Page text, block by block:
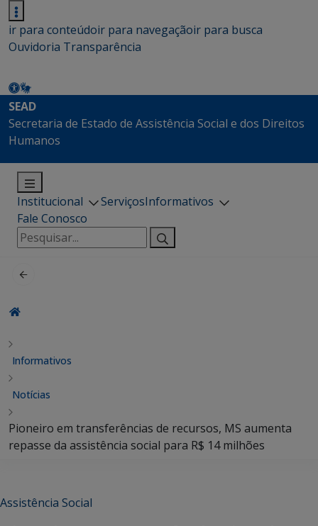
ir para conteúdoir para navegaçãoir para busca
Ouvidoria Transparência
SEAD
Secretaria de Estado de Assistência Social e dos Direitos
Humanos
Institucional ServiçosInformativos
Fale Conosco
Pesquisar
por:
Informativos
Notícias
Pioneiro em transferências de recursos, MS aumenta
repasse da assistência social para R$ 14 milhões
Assistência Social